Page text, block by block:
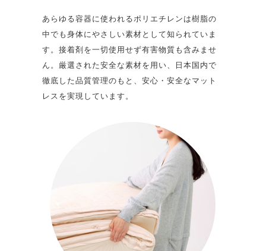
あらゆる容器に使われるポリエチレンは樹脂の
中でも身体にやさしい素材として知られていま
す。接着剤を一切使用せず有害物質も含みませ
ん。厳選された安全な素材を用い、日本国内で
徹底した品質管理のもと、安心・安全なマット
レスを実現しています。